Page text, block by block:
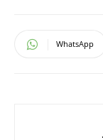
WhatsApp